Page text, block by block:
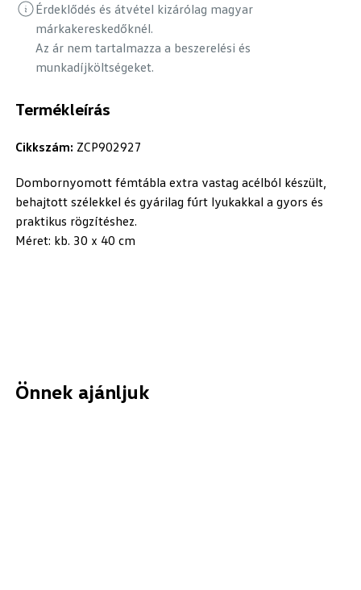
Termékleírás
Cikkszám: ZCP902927
Dombornyomott fémtábla extra vastag acélból készült,
behajtott szélekkel és gyárilag fúrt lyukakkal a gyors és
praktikus rögzítéshez.
Méret: kb. 30 x 40 cm
Érdeklődés és átvétel kizárólag magyar
márkakereskedőknél.
Az ár nem tartalmazza a beszerelési és
munkadíjköltségeket.
Önnek ajánljuk